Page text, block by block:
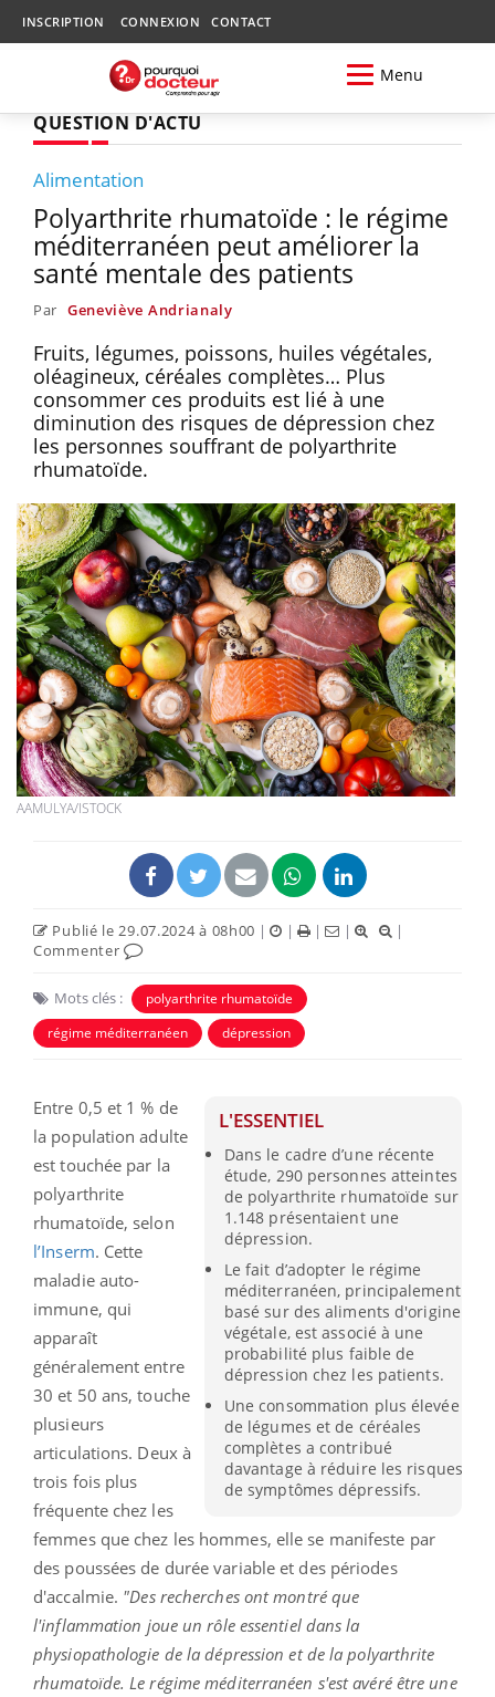
INSCRIPTION CONNEXION CONTACT
Menu
QUESTION D'ACTU
Alimentation
Polyarthrite rhumatoïde : le régime
méditerranéen peut améliorer la
santé mentale des patients
Par Geneviève Andrianaly
Fruits, légumes, poissons, huiles végétales,
oléagineux, céréales complètes… Plus
consommer ces produits est lié à une
diminution des risques de dépression chez
les personnes souffrant de polyarthrite
rhumatoïde.
AAMULYA/ISTOCK
Publié le 29.07.2024 à 08h00 | | | |
|
Commenter
Mots clés :
polyarthrite rhumatoïde
régime méditerranéen
dépression
L'ESSENTIEL
Dans le cadre d’une récente
étude, 290 personnes atteintes
de polyarthrite rhumatoïde sur
1.148 présentaient une
dépression.
Le fait d’adopter le régime
méditerranéen, principalement
basé sur des aliments d'origine
végétale, est associé à une
probabilité plus faible de
dépression chez les patients.
Une consommation plus élevée
de légumes et de céréales
complètes a contribué
davantage à réduire les risques
de symptômes dépressifs.
Entre 0,5 et 1 % de
la population adulte
est touchée par la
polyarthrite
rhumatoïde, selon
l’Inserm. Cette
maladie auto-
immune, qui
apparaît
généralement entre
30 et 50 ans, touche
plusieurs
articulations. Deux à
trois fois plus
fréquente chez les
femmes que chez les hommes, elle se manifeste par
des poussées de durée variable et des périodes
d'accalmie. "Des recherches ont montré que
l'inflammation joue un rôle essentiel dans la
physiopathologie de la dépression et de la polyarthrite
rhumatoïde. Le régime méditerranéen s'est avéré être une